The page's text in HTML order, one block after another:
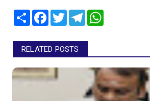
Share Facebook
TwitterTelegram
RELATED POSTS